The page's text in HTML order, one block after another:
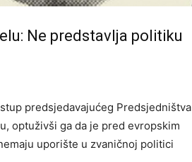
Ne predstavlja politiku
predsjedavajućeg Predsjedništva
optuživši ga da je pred evropskim
uporište u zvaničnoj politici